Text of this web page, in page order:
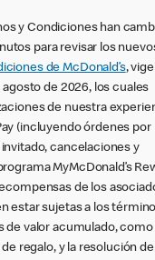
y Condiciones han
para revisar los
de McDonald’s,
de 2026, los cuales
de nuestra
(incluyendo órdenes por
cancelaciones y
MyMcDonald’s
de los
estar sujetas a los
de valor acumulado, como
regalo, y la resolución de